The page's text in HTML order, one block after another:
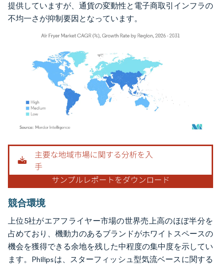
提供していますが、通貨の変動性と電子商取引インフラの
不均一さが抑制要因となっています。
画像 © Mordor Intelligence。再利用にはCC BY 4.0の表示が必要です。
競合環境
上位5社がエアフライヤー市場の世界売上高のほぼ半分を
占めており、機動力のあるブランドがホワイトスペースの
機会を獲得できる余地を残した中程度の集中度を示してい
ます。Philipsは、スターフィッシュ型気流ベースに関する